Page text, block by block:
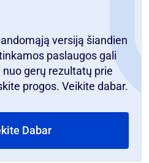
versiją šiandien
paslaugos gali
gerų rezultatų prie
progos. Veikite dabar.
Dabar